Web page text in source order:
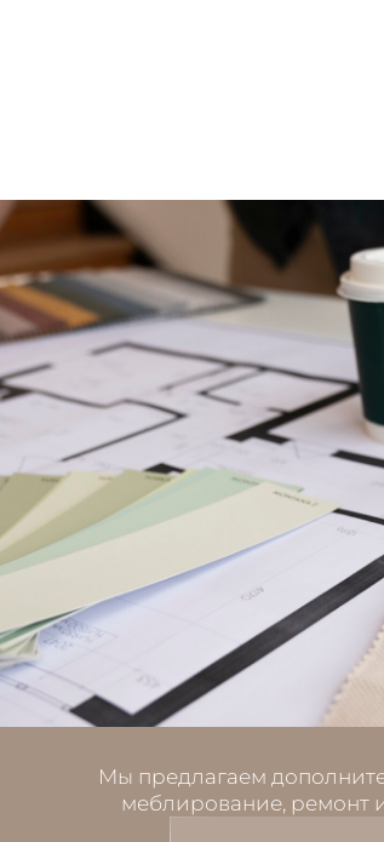
Мы предлагаем
меблирование, ремонт